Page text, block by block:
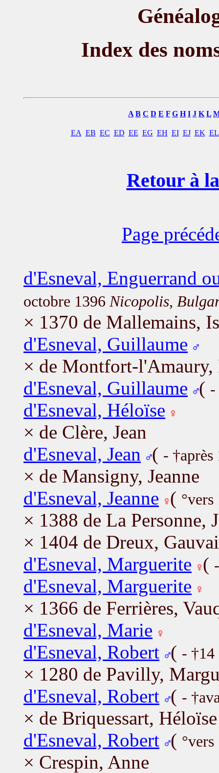
Index des
A B C D E F G H I J K L
EA EB EC ED EE EG EH EI EJ EK EL
Retour à
Page
d'Esneval, Enguerrand
octobre 1396 Nicopolis,
× 1370 de Mallemains,
d'Esneval, Guillaume
× de Montfort-l'Amaury,
d'Esneval, Guillaume ( -
d'Esneval, Héloïse
× de Clère, Jean
d'Esneval, Jean
( - †après
× de Mansigny, Jeanne
d'Esneval, Jeanne (
× 1388 de La Personne,
× 1404 de Dreux,
d'Esneval, Marguerite (
d'Esneval, Marguerite
× 1366 de Ferrières,
d'Esneval, Marie
d'Esneval, Robert ( - †14
× 1280 de Pavilly,
d'Esneval, Robert ( -
× de Briquessart, Héloïse
d'Esneval, Robert (
× Crespin, Anne